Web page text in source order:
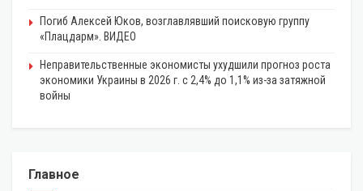
Погиб Алексей Юков, возглавлявший поисковую группу
«Плацдарм». ВИДЕО
Неправительственные экономисты ухудшили прогноз роста
экономики Украины в 2026 г. с 2,4% до 1,1% из-за затяжной
войны
Главное